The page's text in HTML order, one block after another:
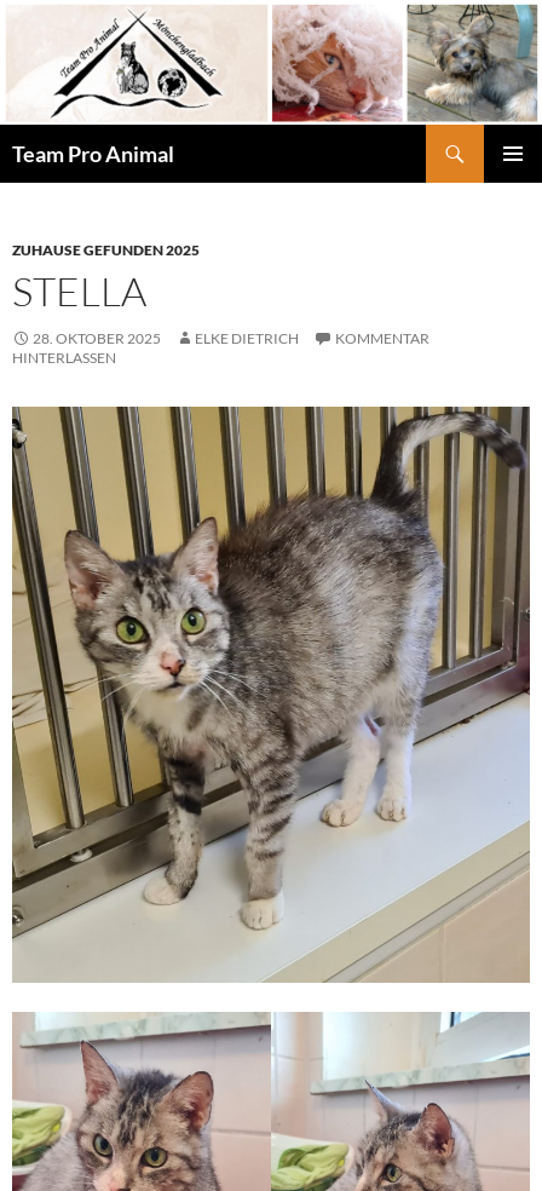
springen
Team Pro Animal
ZUHAUSE GEFUNDEN 2025
STELLA
28. OKTOBER 2025 ELKE DIETRICH
KOMMENTAR
HINTERLASSEN